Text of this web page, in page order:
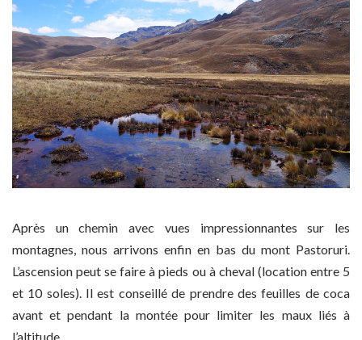
Après un chemin avec vues impressionnantes sur les
montagnes, nous arrivons enfin en bas du mont Pastoruri.
L’ascension peut se faire à pieds ou à cheval (location entre 5
et 10 soles). Il est conseillé de prendre des feuilles de coca
avant et pendant la montée pour limiter les maux liés à
l’altitude.